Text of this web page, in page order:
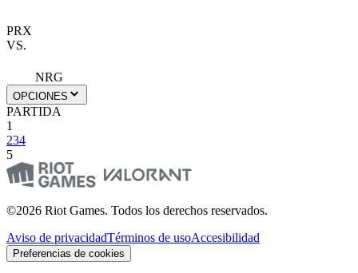
PRX
VS.
NRG
OPCIONES
PARTIDA
1
234
5
©2026 Riot Games. Todos los derechos reservados.
Aviso de privacidadTérminos de usoAccesibilidad
Preferencias de cookies